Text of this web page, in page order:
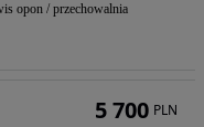
opon / przechowalnia
5 700 PLN